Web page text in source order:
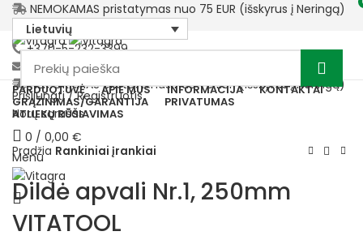
NEMOKAMAS pristatymas nuo 75 EUR (išskyrus į Neringą)
Lietuvių
+370-5-232-3399
sales@vitagra.lt
NEMOKAMAS pristatymas nuo 75 EUR (išskyrus į Neringą)
Prisijungti / Registruotis
Norų sąrašas
0 / 0,00 €
Menu
PARDUOTUVĖ APIE MUS INFORMACIJA KONTAKTAI
GRĄŽINIMAS/GARANTIJA PRIVATUMAS
ATLIEKŲ RŪŠIAVIMAS
Pradžia Rankiniai įrankiai
Dildė apvali Nr.1, 250mm
VITATOOL